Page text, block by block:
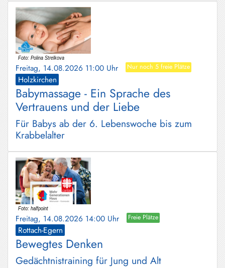
Freitag, 14.08.2026 11:00 Uhr Nur noch 5 freie Plätze
Holzkirchen
Babymassage - Ein Sprache des
Vertrauens und der Liebe
Für Babys ab der 6. Lebenswoche bis zum
Krabbelalter
Freitag, 14.08.2026 14:00 Uhr Freie Plätze
Rottach-Egern
Bewegtes Denken
Gedächtnistraining für Jung und Alt